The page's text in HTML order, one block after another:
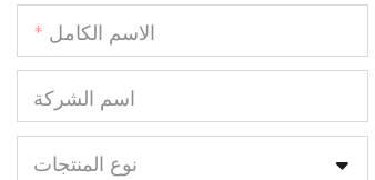
الاسم الكامل
اسم الشركة
نوع المنتجات